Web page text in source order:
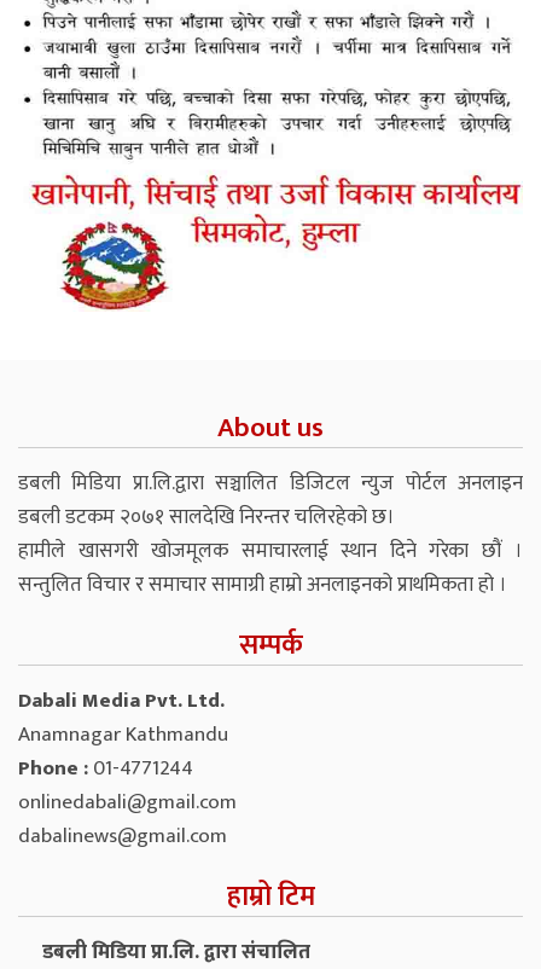
About us
डबली मिडिया प्रा.लि.द्वारा सञ्चालित डिजिटल न्युज पोर्टल अनलाइन
डबली डटकम २०७१ सालदेखि निरन्तर चलिरहेको छ।
हामीले खासगरी खोजमूलक समाचारलाई स्थान दिने गरेका छौं ।
सन्तुलित विचार र समाचार सामाग्री हाम्रो अनलाइनको प्राथमिकता हो ।
सम्पर्क
Dabali Media Pvt. Ltd.
Anamnagar Kathmandu
Phone :01-4771244
onlinedabali@gmail.com
dabalinews@gmail.com
हाम्रो टिम
डबली मिडिया प्रा.लि. द्वारा संचालित